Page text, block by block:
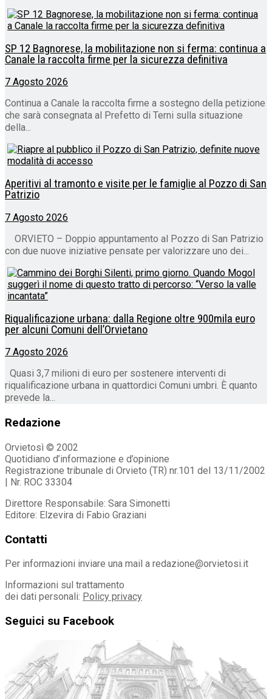
SP 12 Bagnorese, la mobilitazione non si ferma: continua a
Canale la raccolta firme per la sicurezza definitiva
7 Agosto 2026
Continua a Canale la raccolta firme a sostegno della petizione
che sarà consegnata al Prefetto di Terni sulla situazione
della...
Aperitivi al tramonto e visite per le famiglie al Pozzo di San
Patrizio
7 Agosto 2026
ORVIETO – Doppio appuntamento al Pozzo di San Patrizio
con due nuove iniziative pensate per valorizzare uno dei...
Riqualificazione urbana: dalla Regione oltre 900mila euro
per alcuni Comuni dell’Orvietano
7 Agosto 2026
Quasi 3,7 milioni di euro per sostenere interventi di
riqualificazione urbana in quattordici Comuni umbri. È quanto
prevede la...
Redazione
Orvietosì © 2002
Quotidiano d’informazione e d’opinione
Registrazione tribunale di Orvieto (TR) nr.101 del 13/11/2002
| Nr. ROC 33304
Direttore Responsabile: Sara Simonetti
Editore: Elzevira di Fabio Graziani
Contatti
Per informazioni inviare una mail a redazione@orvietosi.it
Informazioni sul trattamento
dei dati personali: Policy privacy
Seguici su Facebook